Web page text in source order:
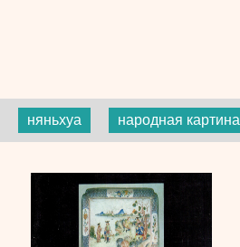
няньхуа народная картина